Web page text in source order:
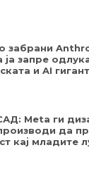
забрани
ја запре
и AI
Meta ги
да
кај младите